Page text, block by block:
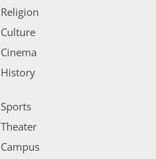
Religion
Culture
Cinema
History
Sports
Theater
Campus